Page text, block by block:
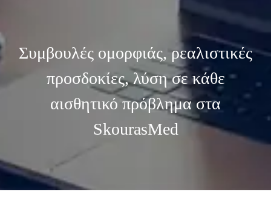
Συμβουλές ομορφιάς, ρεαλιστικές
προσδοκίες, λύση σε κάθε
αισθητικό πρόβλημα στα
SkourasMed